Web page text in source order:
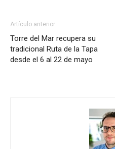
Artículo anterior
Torre del Mar recupera su
tradicional Ruta de la Tapa
desde el 6 al 22 de mayo